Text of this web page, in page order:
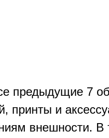
предыдущие 7
принты и
внешности. В